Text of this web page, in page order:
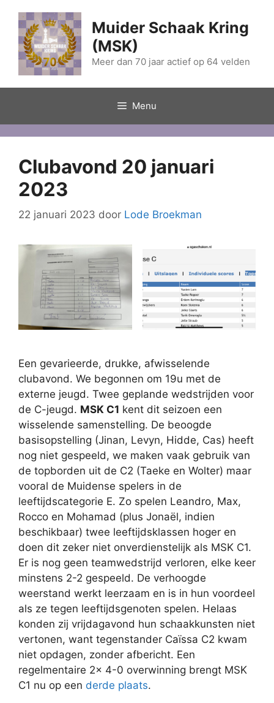
naar
inhoud
Muider Schaak Kring
(MSK)
Meer dan 70 jaar actief op 64 velden
Menu
Clubavond 20 januari
2023
22 januari 2023 door Lode Broekman
Een gevarieerde, drukke, afwisselende
clubavond. We begonnen om 19u met de
externe jeugd. Twee geplande wedstrijden voor
de C-jeugd. MSK C1 kent dit seizoen een
wisselende samenstelling. De beoogde
basisopstelling (Jinan, Levyn, Hidde, Cas) heeft
nog niet gespeeld, we maken vaak gebruik van
de topborden uit de C2 (Taeke en Wolter) maar
vooral de Muidense spelers in de
leeftijdscategorie E. Zo spelen Leandro, Max,
Rocco en Mohamad (plus Jonaël, indien
beschikbaar) twee leeftijdsklassen hoger en
doen dit zeker niet onverdienstelijk als MSK C1.
Er is nog geen teamwedstrijd verloren, elke keer
minstens 2-2 gespeeld. De verhoogde
weerstand werkt leerzaam en is in hun voordeel
als ze tegen leeftijdsgenoten spelen. Helaas
konden zij vrijdagavond hun schaakkunsten niet
vertonen, want tegenstander Caïssa C2 kwam
niet opdagen, zonder afbericht. Een
regelmentaire 2x 4-0 overwinning brengt MSK
C1 nu op een derde plaats.